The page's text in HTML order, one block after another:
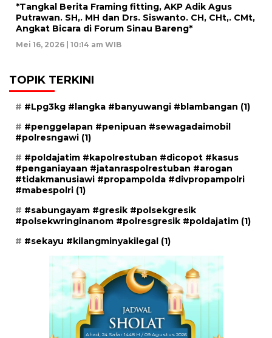
*Tangkal Berita Framing fitting, AKP Adik Agus
Putrawan. SH,. MH dan Drs. Siswanto. CH, CHt,. CMt,
Angkat Bicara di Forum Sinau Bareng*
Mei 16, 2026 | 10:14 am WIB
TOPIK TERKINI
#Lpg3kg #langka #banyuwangi #blambangan (1)
#penggelapan #penipuan #sewagadaimobil
#polresngawi (1)
#poldajatim #kapolrestuban #dicopot #kasus
#penganiayaan #jatanraspolrestuban #arogan
#tidakmanusiawi #propampolda #divpropampolri
#mabespolri (1)
#sabungayam #gresik #polsekgresik
#polsekwringinanom #polresgresik #poldajatim (1)
#sekayu #kilangminyakilegal (1)
Ahad, 24 Safar 1448 H / 09 Agustus 2026